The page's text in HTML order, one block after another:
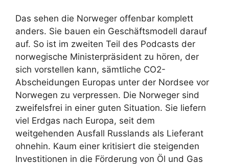
Das sehen die Norweger offenbar komplett
anders. Sie bauen ein Geschäftsmodell darauf
auf. So ist im zweiten Teil des Podcasts der
norwegische Ministerpräsident zu hören, der
sich vorstellen kann, sämtliche CO2-
Abscheidungen Europas unter der Nordsee vor
Norwegen zu verpressen. Die Norweger sind
zweifelsfrei in einer guten Situation. Sie liefern
viel Erdgas nach Europa, seit dem
weitgehenden Ausfall Russlands als Lieferant
ohnehin. Kaum einer kritisiert die steigenden
Investitionen in die Förderung von Öl und Gas